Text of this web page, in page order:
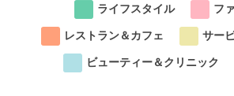
ライフスタイル
フ
レストラン＆カフェ
サー
ビューティー＆クリニック